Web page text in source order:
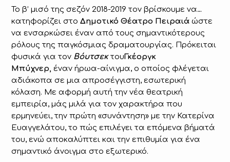
Το β’ μισό της σεζόν 2018-2019 τον βρίσκουμε να…
κατηφορίζει στοΔημοτικό Θέατρο Πειραιά ώστε
να ενσαρκώσει έναν από τους σημαντικότερους
ρόλους της παγκόσμιας δραματουργίας. Πρόκειται
φυσικά για τον ΒόυτσεκτουΓκέοργκ
Μπύχνερ, έναν ήρωα-αίνιγμα, ο οποίος φλέγεται
αδιάκοπα σε μια απροσέγγιστη, εσωτερική
κόλαση. Με αφορμή αυτή την νέα θεατρική
εμπειρία, μάς μιλά για τον χαρακτήρα που
ερμηνεύει, την πρώτη «συνάντηση» με την Κατερίνα
Ευαγγελάτου, το πώς επιλέγει τα επόμενα βήματά
του, ενώ αποκαλύπτει και την επιθυμία για ένα
σημαντικό άνοιγμα στο εξωτερικό.